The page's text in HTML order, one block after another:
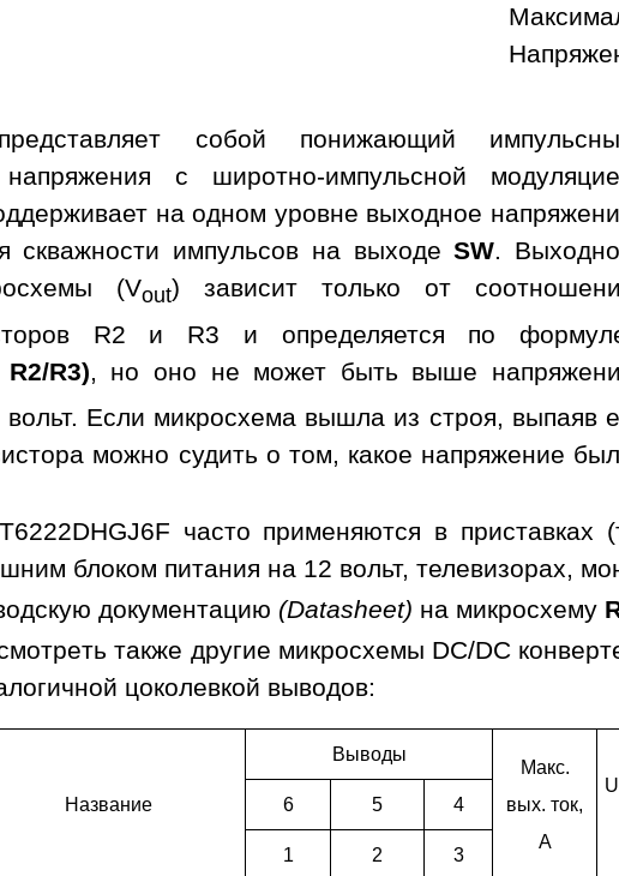
собой понижающий
напряжения с широтно-импульсной
на одном уровне выходное
скважности импульсов на выходеSW.
(Vout) зависит только от
R2 и R3 и определяется по
R3) , но оно не может быть выше
Если микросхема вышла из строя, выпаяв
можно судить о том, какое напряжение
часто применяются в
блоком питания на 12 вольт, телевизорах,
документацию (Datasheet) на микросхему
также другие микросхемы DC/DC
цоколевкой выводов:
Наз­ва­ние
Выводы
Макс.
вых. ток,
A
6
5 4
1 2 3